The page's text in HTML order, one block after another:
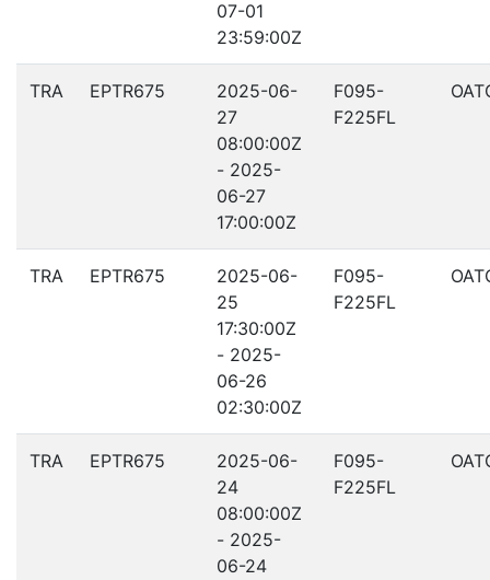
07-01
23:59:00Z
TRA EPTR675
2025-06-
27
08:00:00Z
- 2025-
06-27
17:00:00Z
F095-
F225FL
TRA EPTR675
2025-06-
25
17:30:00Z
- 2025-
06-26
02:30:00Z
F095-
F225FL
TRA EPTR675
2025-06-
24
08:00:00Z
- 2025-
06-24
F095-
F225FL